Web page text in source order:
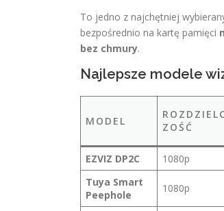
To jedno z najchętniej
bezpośrednio na kartę pamięci
bez chmury.
Najlepsze modele
MODEL
ROZDZIELC
ZOŚĆ
EZVIZ DP2C
1080p
Tuya Smart
Peephole
1080p